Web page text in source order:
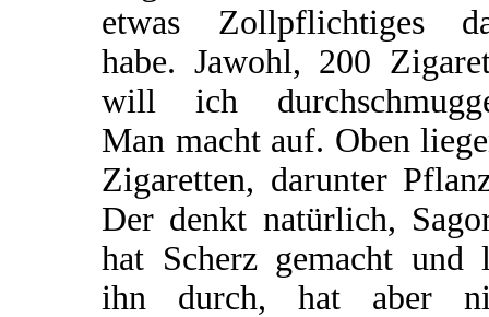
etwas Zollpflichtiges
habe. Jawohl, 200
will ich
Man macht auf. Oben
Zigaretten, darunter
Der denkt natürlich,
hat Scherz gemacht und
ihn durch, hat aber